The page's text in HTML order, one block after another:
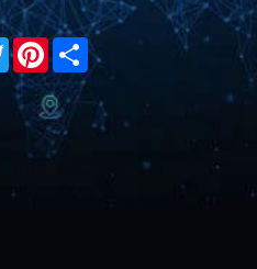
Pinterest
Share